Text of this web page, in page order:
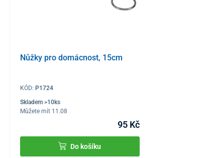
Nůžky pro domácnost, 15cm
KÓD: P1724
Skladem >10ks
Můžete mít 11.08
95 Kč
Do košíku